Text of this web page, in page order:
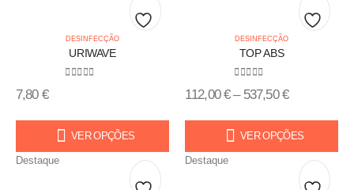
wishlist
DESINFECÇÃO
URIWAVE
7,80 €
VER OPÇÕES
DESINFECÇÃO
TOP ABS
112,00€– 537,50€
VER OPÇÕES
Destaque Destaque